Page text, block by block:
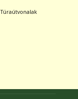
Túraútvonalak